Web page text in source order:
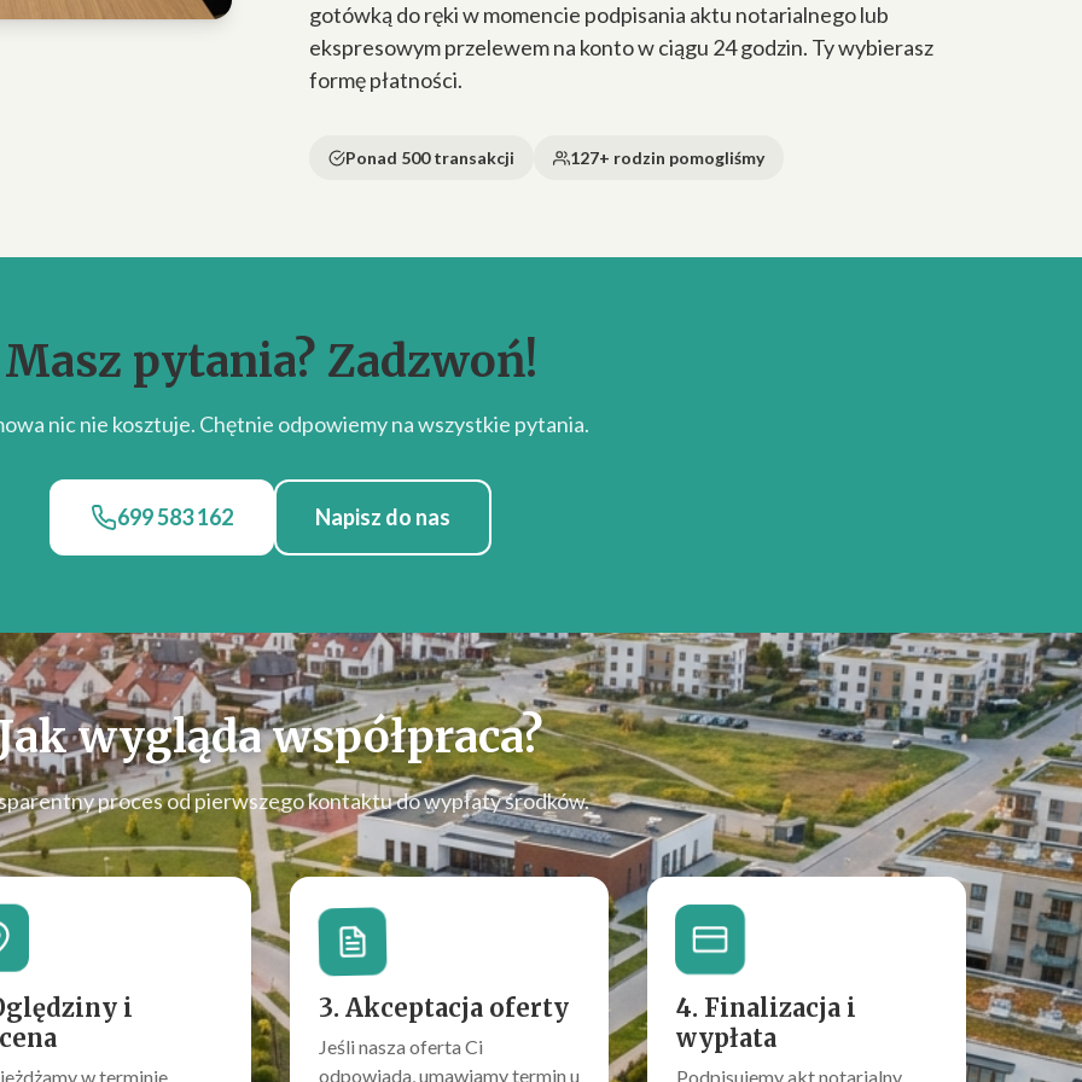
gotówką do ręki w momencie podpisania aktu notarialnego lub
ekspresowym przelewem na konto w ciągu 24 godzin. Ty wybierasz
formę płatności.
Ponad 500 transakcji 127+ rodzin pomogliśmy
Masz pytania? Zadzwoń!
nic nie kosztuje. Chętnie odpowiemy na wszystkie pytania.
699 583 162 Napisz do nas
wygląda współpraca?
proces od pierwszego kontaktu do wypłaty środków.
i
w terminie
3. Akceptacja oferty
Jeśli nasza oferta Ci
odpowiada, umawiamy termin u
4. Finalizacja i
wypłata
Podpisujemy akt notarialny.